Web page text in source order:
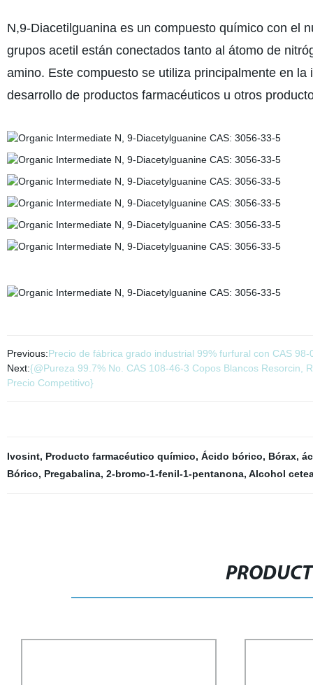
N,9-Diacetilguanina es un compuesto químico con el
grupos acetil están conectados tanto al átomo de
amino. Este compuesto se utiliza principalmente en
desarrollo de productos farmacéuticos u otros
Previous:Precio de fábrica grado industrial 99% furfural con CAS 98-
Next:{@Pureza 99.7% No. CAS 108-46-3 Copos Blancos Resorcin,
Precio Competitivo}
Ivosint, Producto farmacéutico químico, Ácido bórico, Bórax,
Bórico, Pregabalina, 2-bromo-1-fenil-1-pentanona, Alcohol